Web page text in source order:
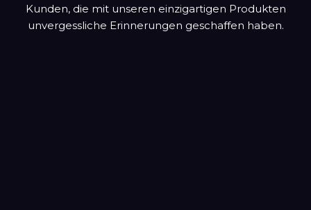
Kunden, die mit unseren einzigartigen Produkten
unvergessliche Erinnerungen geschaffen haben.